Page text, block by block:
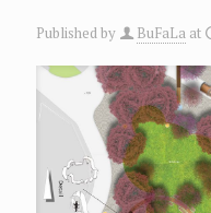
Published by BuFaLa at